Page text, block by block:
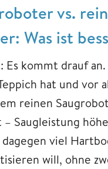
vs.
Was ist
Es kommt drauf
hat und vor
reinen
Saugleistung
viel
will, ohne